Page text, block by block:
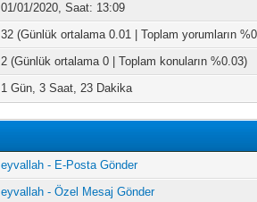
01/01/2020, Saat: 13:09
32 (Günlük ortalama 0.01 | Toplam yorumların
2 (Günlük ortalama 0 | Toplam konuların %0.03)
1 Gün, 3 Saat, 23 Dakika
eyvallah - E-Posta Gönder
eyvallah - Özel Mesaj Gönder